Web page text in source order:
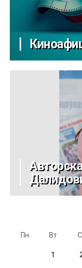
Пн Вт
1